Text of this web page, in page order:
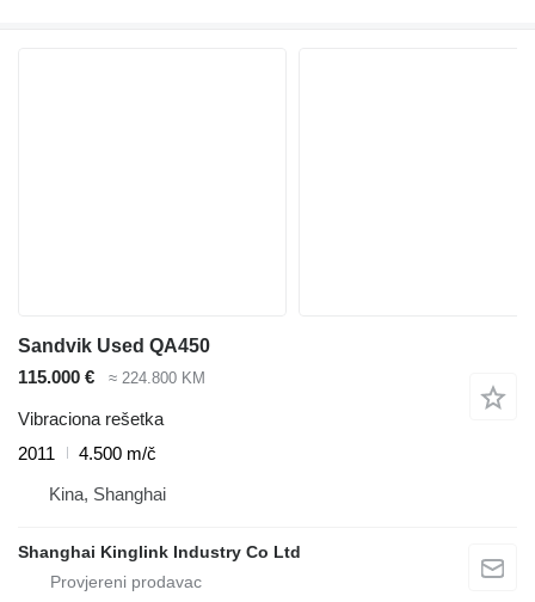
Sandvik Used QA450
115.000 €
≈ 224.800 KM
Vibraciona rešetka
2011
4.500 m/č
Kina, Shanghai
Shanghai Kinglink Industry Co Ltd